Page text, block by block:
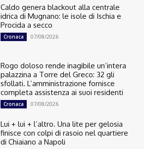
Caldo genera blackout alla centrale
idrica di Mugnano: le isole di Ischia e
Procida a secco
Cronaca 07/08/2026
Rogo doloso rende inagibile un’intera
palazzina a Torre del Greco: 32 gli
sfollati. L’amministrazione fornisce
completa assistenza ai suoi residenti
Cronaca 07/08/2026
Lui + lui + l’altro. Una lite per gelosia
finisce con colpi di rasoio nel quartiere
di Chiaiano a Napoli